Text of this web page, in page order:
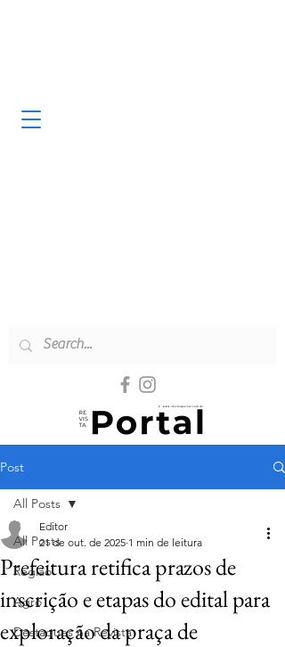
Post
All Posts
Região
Agro
Destaques na Revista
All Posts
Prefeitura retifica prazos de
inscrição e etapas do edital para
exploração da praça de
Editor
21 de out. de 2025 1 min de leitura